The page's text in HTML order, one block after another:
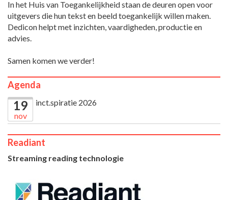
In het Huis van Toegankelijkheid staan de deuren open voor
uitgevers die hun tekst en beeld toegankelijk willen maken.
Dedicon helpt met inzichten, vaardigheden, productie en
advies.
Samen komen we verder!
Agenda
19
nov
inct.spiratie 2026
Readiant
Streaming reading technologie